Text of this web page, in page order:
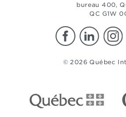
bureau 400,
QC G1W
© 2026 Québec